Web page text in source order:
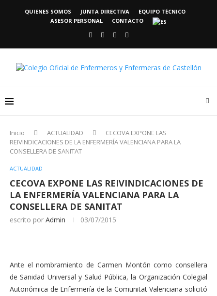
QUIENES SOMOS JUNTA DIRECTIVA
EQUIPO TÉCNICO
ASESOR PERSONAL
CONTACTO
Inicio ACTUALIDAD
CECOVA EXPONE LAS
REIVINDICACIONES DE LA ENFERMERÍA VALENCIANA PARA LA
CONSELLERA DE SANITAT
ACTUALIDAD
CECOVA EXPONE LAS REIVINDICACIONES DE
LA ENFERMERÍA VALENCIANA PARA LA
CONSELLERA DE SANITAT
escrito por Admin 03/07/2015
Ante el nombramiento de Carmen Montón como consellera
de Sanidad Universal y Salud Pública, la Organización Colegial
Autonómica de Enfermería de la Comunitat Valenciana solicitó